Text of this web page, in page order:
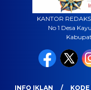
KANTOR
No 1 Desa
INFO IKLAN KODE